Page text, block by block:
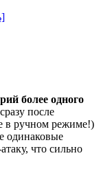
более одного
после
в ручном режиме!)
одинаковые
что сильно